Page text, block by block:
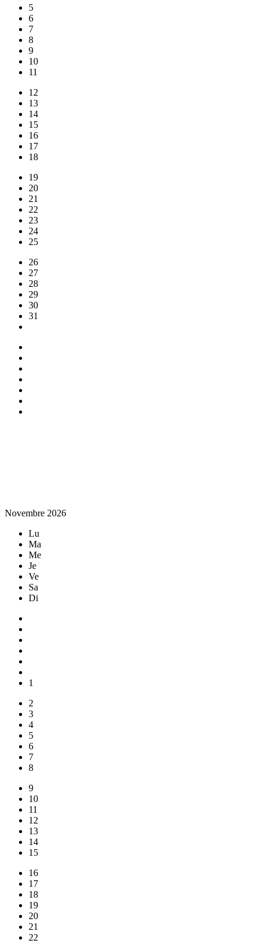
5
6
7
8
9
10
11
12
13
14
15
16
17
18
19
20
21
22
23
24
25
26
27
28
29
30
31
Novembre 2026
Lu
Ma
Me
Je
Ve
Sa
Di
1
2
3
4
5
6
7
8
9
10
11
12
13
14
15
16
17
18
19
20
21
22